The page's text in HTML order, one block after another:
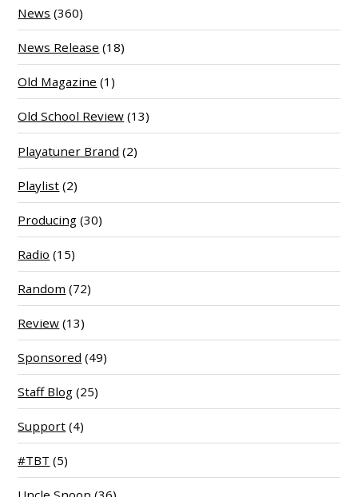
News (360)
News Release (18)
Old Magazine (1)
Old School Review (13)
Playatuner Brand (2)
Playlist (2)
Producing (30)
Radio (15)
Random (72)
Review (13)
Sponsored (49)
Staff Blog (25)
Support (4)
#TBT (5)